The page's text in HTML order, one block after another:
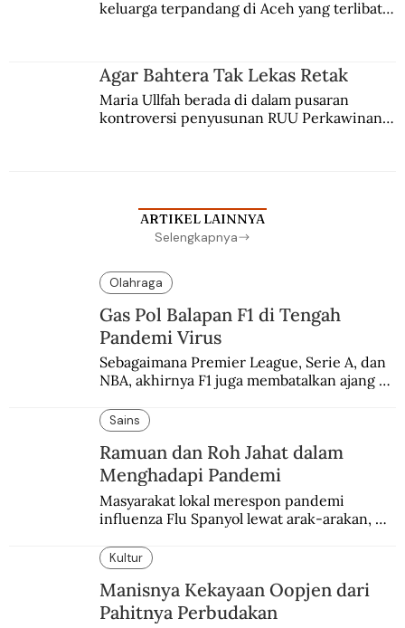
keluarga terpandang di Aceh yang terlibat
Agar Bahtera Tak Lekas Retak
Maria Ullfah berada di dalam pusaran
kontroversi penyusunan RUU Perkawinan.
ARTIKEL LAINNYA
Selengkapnya
Olahraga
Gas Pol Balapan F1 di Tengah
Pandemi Virus
Sebagaimana Premier League, Serie A, dan
NBA, akhirnya F1 juga membatalkan ajang
enam dekade lampau.
Sains
Ramuan dan Roh Jahat dalam
Menghadapi Pandemi
Masyarakat lokal merespon pandemi
influenza Flu Spanyol lewat arak-arakan,
Kultur
Manisnya Kekayaan Oopjen dari
Pahitnya Perbudakan